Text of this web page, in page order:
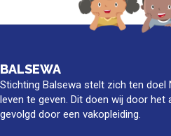
BALSEWA
Stichting Balsewa stelt zich ten doel
leven te geven. Dit doen wij door
gevolgd door een vakopleiding.